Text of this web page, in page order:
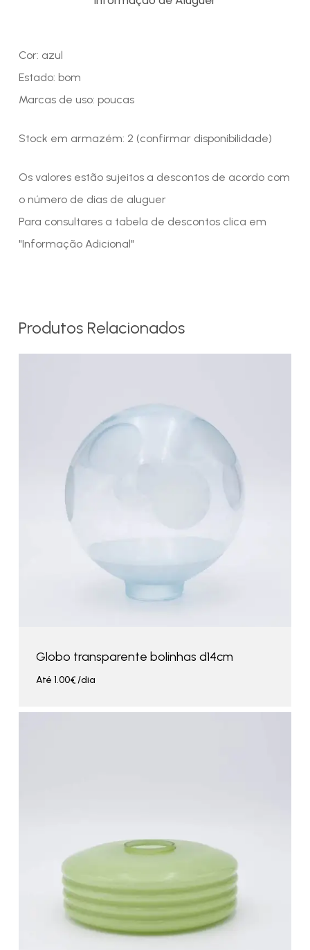
Cor: azul
Estado: bom
Marcas de uso: poucas
Stock em armazém: 2 (confirmar disponibilidade)
Os valores estão sujeitos a descontos de acordo com
o número de dias de aluguer
Para consultares a tabela de descontos clica em
"Informação Adicional"
Produtos Relacionados
Globo transparente bolinhas d14cm
Até 1.00€/dia